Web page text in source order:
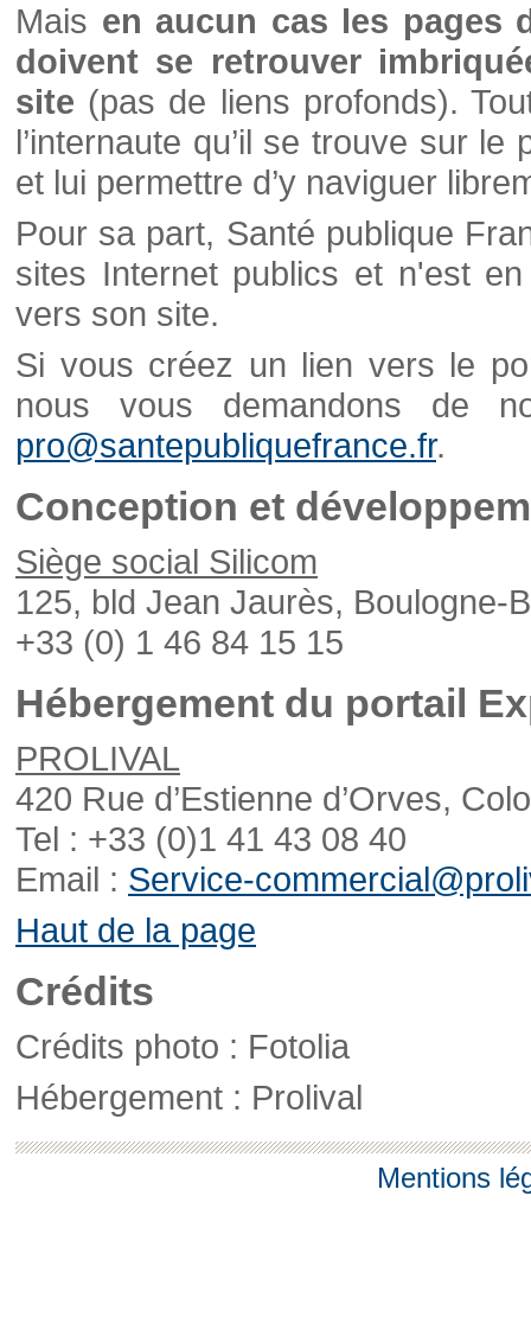
Mais en aucun cas les pages
doivent se retrouver
site (pas de liens profonds).
l’internaute qu’il se trouve sur
et lui permettre d’y naviguer
Pour sa part, Santé publique
sites Internet publics et n'est
vers son site.
Si vous créez un lien vers le
nous vous demandons de
pro@santepubliquefrance.fr.
Conception et
Siège social Silicom
125, bld Jean Jaurès, Boulogne-
+33 (0) 1 46 84 15 15
Hébergement du portail
PROLIVAL
420 Rue d’Estienne d’Orves,
Tel : +33 (0)1 41 43 08 40
Email : Service-
Haut de la page
Crédits
Crédits photo : Fotolia
Hébergement : Prolival
Mentions